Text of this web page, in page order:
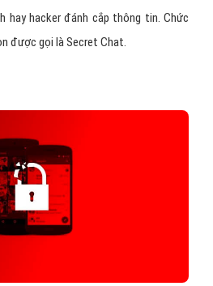
hay hacker đánh cắp thông tin. Chức
được gọi là Secret Chat.